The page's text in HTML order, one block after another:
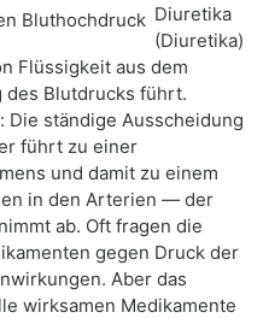
Diuretika
(Diuretika)
Flüssigkeit aus dem
des Blutdrucks führt.
ständige Ausscheidung
führt zu einer
und damit zu einem
in den Arterien — der
ab. Oft fragen die
gegen Druck der
Aber das
wirksamen Medikamente